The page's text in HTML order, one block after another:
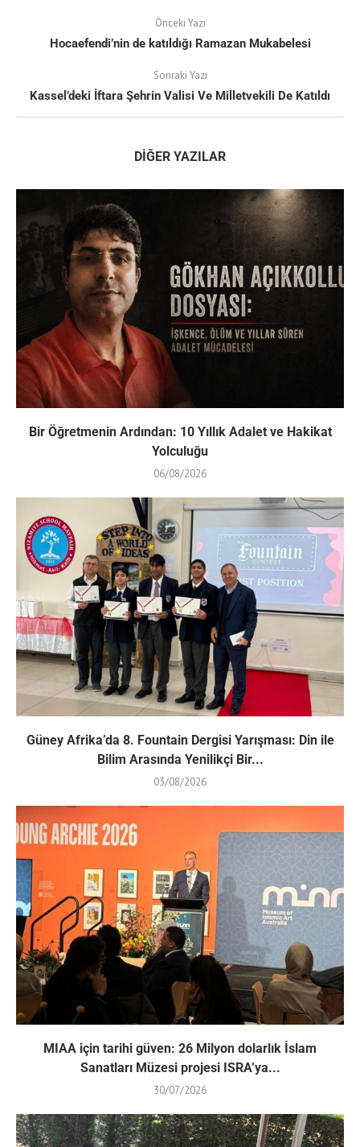
Önceki Yazı
Hocaefendi’nin de katıldığı Ramazan Mukabelesi
Sonraki Yazı
Kassel’deki İftara Şehrin Valisi Ve Milletvekili De Katıldı
DIĞER YAZILAR
Bir Öğretmenin Ardından: 10 Yıllık Adalet ve Hakikat
Yolculuğu
06/08/2026
Güney Afrika’da 8. Fountain Dergisi Yarışması: Din ile
Bilim Arasında Yenilikçi Bir...
03/08/2026
MIAA için tarihi güven: 26 Milyon dolarlık İslam
Sanatları Müzesi projesi ISRA’ya...
30/07/2026